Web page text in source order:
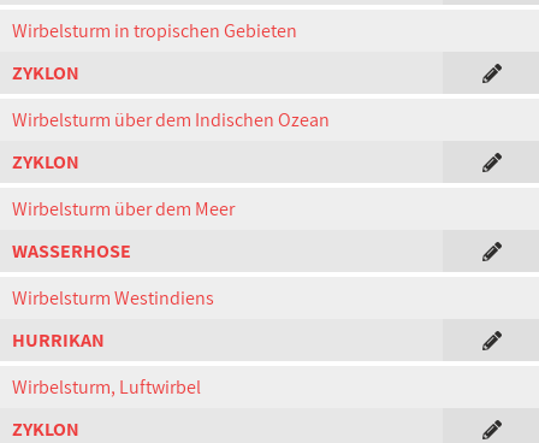
Wirbelsturm in tropischen Gebieten
ZYKLON
Wirbelsturm über dem Indischen Ozean
ZYKLON
Wirbelsturm über dem Meer
WASSERHOSE
Wirbelsturm Westindiens
HURRIKAN
Wirbelsturm, Luftwirbel
ZYKLON